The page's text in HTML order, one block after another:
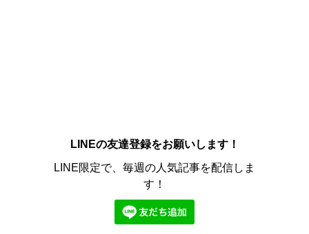
LINEの友達登録をお願いします！
LINE限定で、毎週の人気記事を配信しま
す！